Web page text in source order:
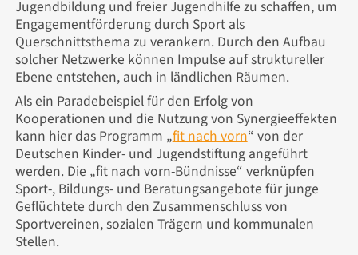
Jugendbildung und freier Jugendhilfe zu schaffen, um
Engagementförderung durch Sport als
Querschnittsthema zu verankern. Durch den Aufbau
solcher Netzwerke können Impulse auf struktureller
Ebene entstehen, auch in ländlichen Räumen.
Als ein Paradebeispiel für den Erfolg von
Kooperationen und die Nutzung von Synergieeffekten
kann hier das Programm „fit nach vorn“ von der
Deutschen Kinder- und Jugendstiftung angeführt
werden. Die „fit nach vorn-Bündnisse“ verknüpfen
Sport-, Bildungs- und Beratungsangebote für junge
Geflüchtete durch den Zusammenschluss von
Sportvereinen, sozialen Trägern und kommunalen
Stellen.